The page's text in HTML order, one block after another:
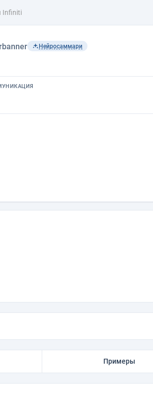
Infiniti
Нейросаммари
Примеры